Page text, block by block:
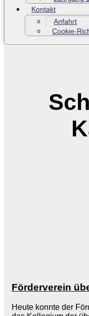
Kontakt
Anfahrt
Cookie-
Förderverein
Heute konnte der